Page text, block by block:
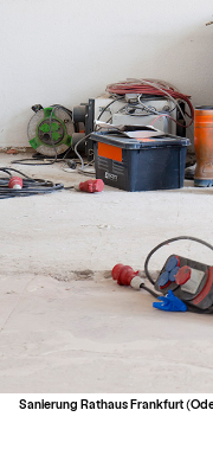
Sanierung Rathaus Frankfurt